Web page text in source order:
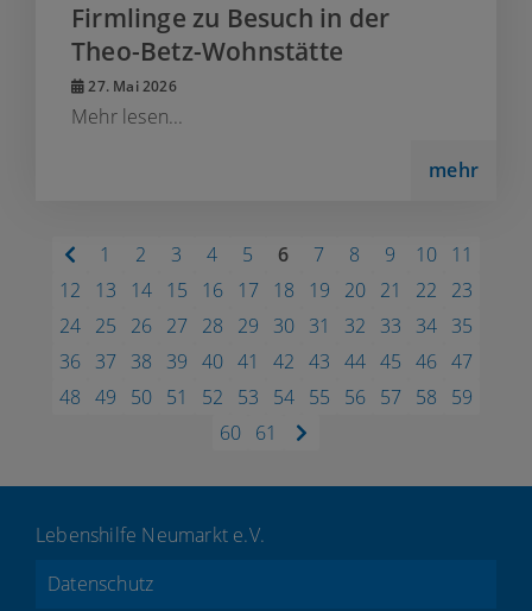
Firmlinge zu Besuch in der
Theo-Betz-Wohnstätte
27. Mai 2026
Mehr lesen...
mehr
1 2 3 4 5 6 7 8 9 10 11
12
13 14 15 16 17 18 19 20 21 22
23
24 25 26 27 28 29 30 31 32 33 34 35
36 37 38 39 40 41 42 43 44 45 46 47
48 49 50 51 52 53 54 55 56 57 58
59
60 61
Lebenshilfe Neumarkt e.V.
Datenschutz